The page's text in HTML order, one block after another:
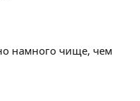
намного чище, чем